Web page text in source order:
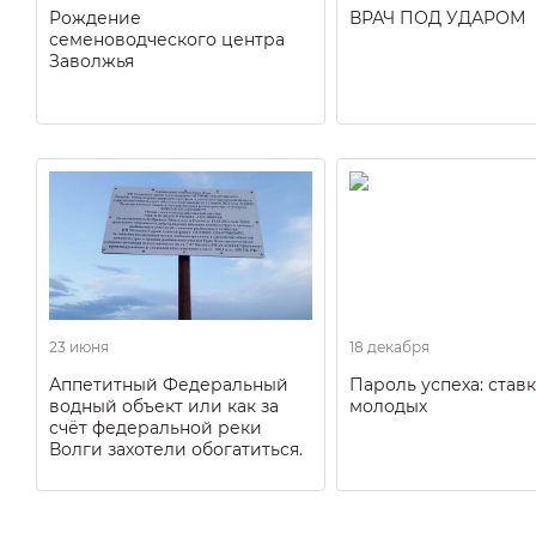
Рождение
семеноводческого центра
Заволжья
ВРАЧ ПОД УДАРОМ
23 июня
Аппетитный Федеральный
водный объект или как за
счёт федеральной реки
Волги захотели обогатиться.
18 декабря
Пароль успеха:
молодых